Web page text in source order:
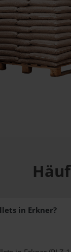
in Erkner?